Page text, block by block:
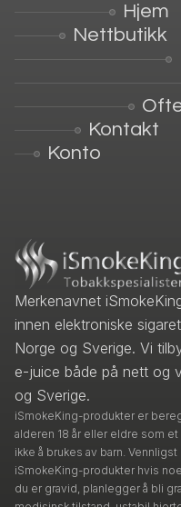
Hjem
Nettbutikk
Kontakt
Konto
Merkenavnet
innen elektroniske
Norge og Sverige. Vi
e-juice både på nett og
og Sverige.
iSmokeKing-produkter er
alderen 18 år eller eldre som
ikke å brukes av barn.
iSmokeKing-produkter hvis
du er gravid, planlegger å bli